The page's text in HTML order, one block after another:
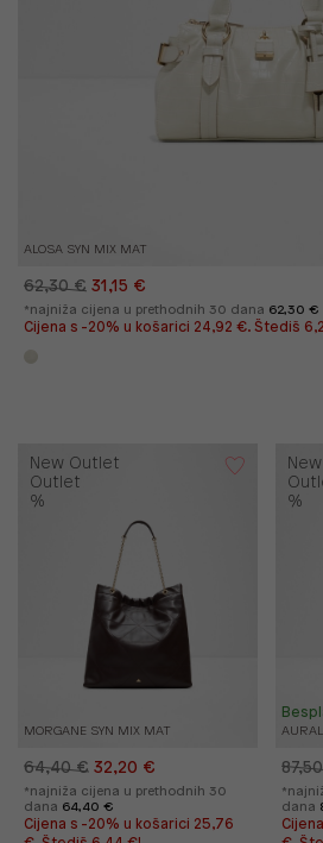
ALOSA SYN MIX MAT
62,30 € 31,15 €
*najniža cijena u prethodnih 30 dana 62,30 €
Cijena s -20% u košarici 24,92 €. Štediš
MORGANE SYN MIX MAT
New Outlet
Outlet
%
64,40 € 32,20 €
*najniža cijena u prethodnih 30
dana 64,40 €
Cijena s -20% u košarici 25,76
%
dana